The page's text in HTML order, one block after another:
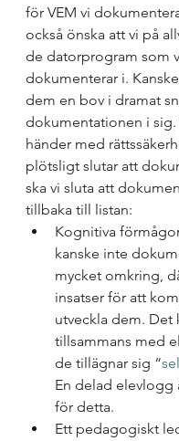
för VEM vi
också önska att vi på
de datorprogram som
dokumenterar i.
dem en bov i dramat
dokumentationen i sig.
händer med
plötsligt slutar att
ska vi sluta att
tillbaka till listan:
Kognitiva
kanske inte
mycket omkring,
insatser för att
utveckla dem. Det
tillsammans med
de tillägnar sig “
En delad elevlogg
för detta.
Ett pedagogiskt